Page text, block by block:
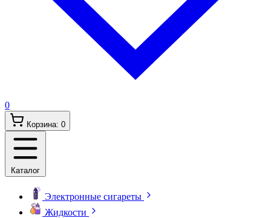
0
Корзина: 0
Каталог
Электронные сигареты
Жидкости